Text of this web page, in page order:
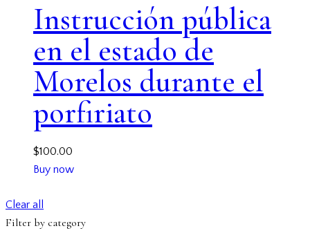
Instrucción pública
en el estado de
Morelos durante el
porfiriato
$100.00
Buy now
Clear all
Filter by category